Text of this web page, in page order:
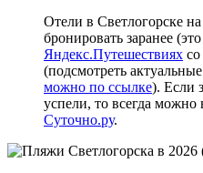
Отели в Светлогорске
бронировать заранее
Яндекс.Путешествиях
(подсмотреть
можно по ссылке). Если
успели, то всегда можно
Суточно.ру.